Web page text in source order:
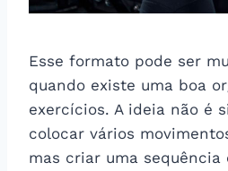
Esse formato pode ser
quando existe uma boa
exercícios. A ideia não é
colocar vários
mas criar uma sequência